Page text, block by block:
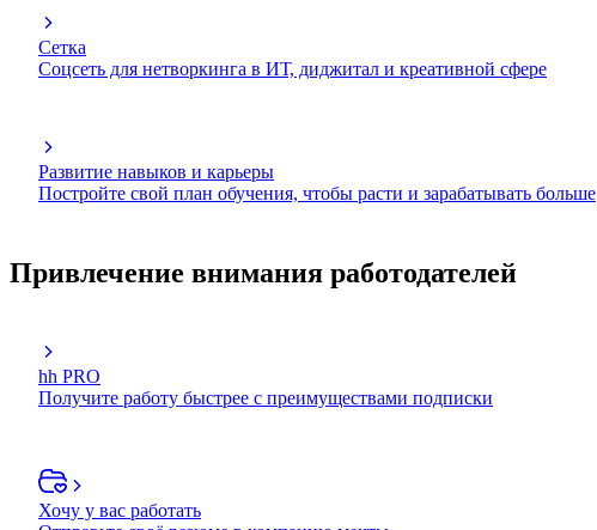
Сетка
Соцсеть для нетворкинга в ИТ, диджитал и креативной сфере
Развитие навыков и карьеры
Постройте свой план обучения, чтобы расти и зарабатывать больше
Привлечение внимания работодателей
hh PRO
Получите работу быстрее с преимуществами подписки
Хочу у вас работать